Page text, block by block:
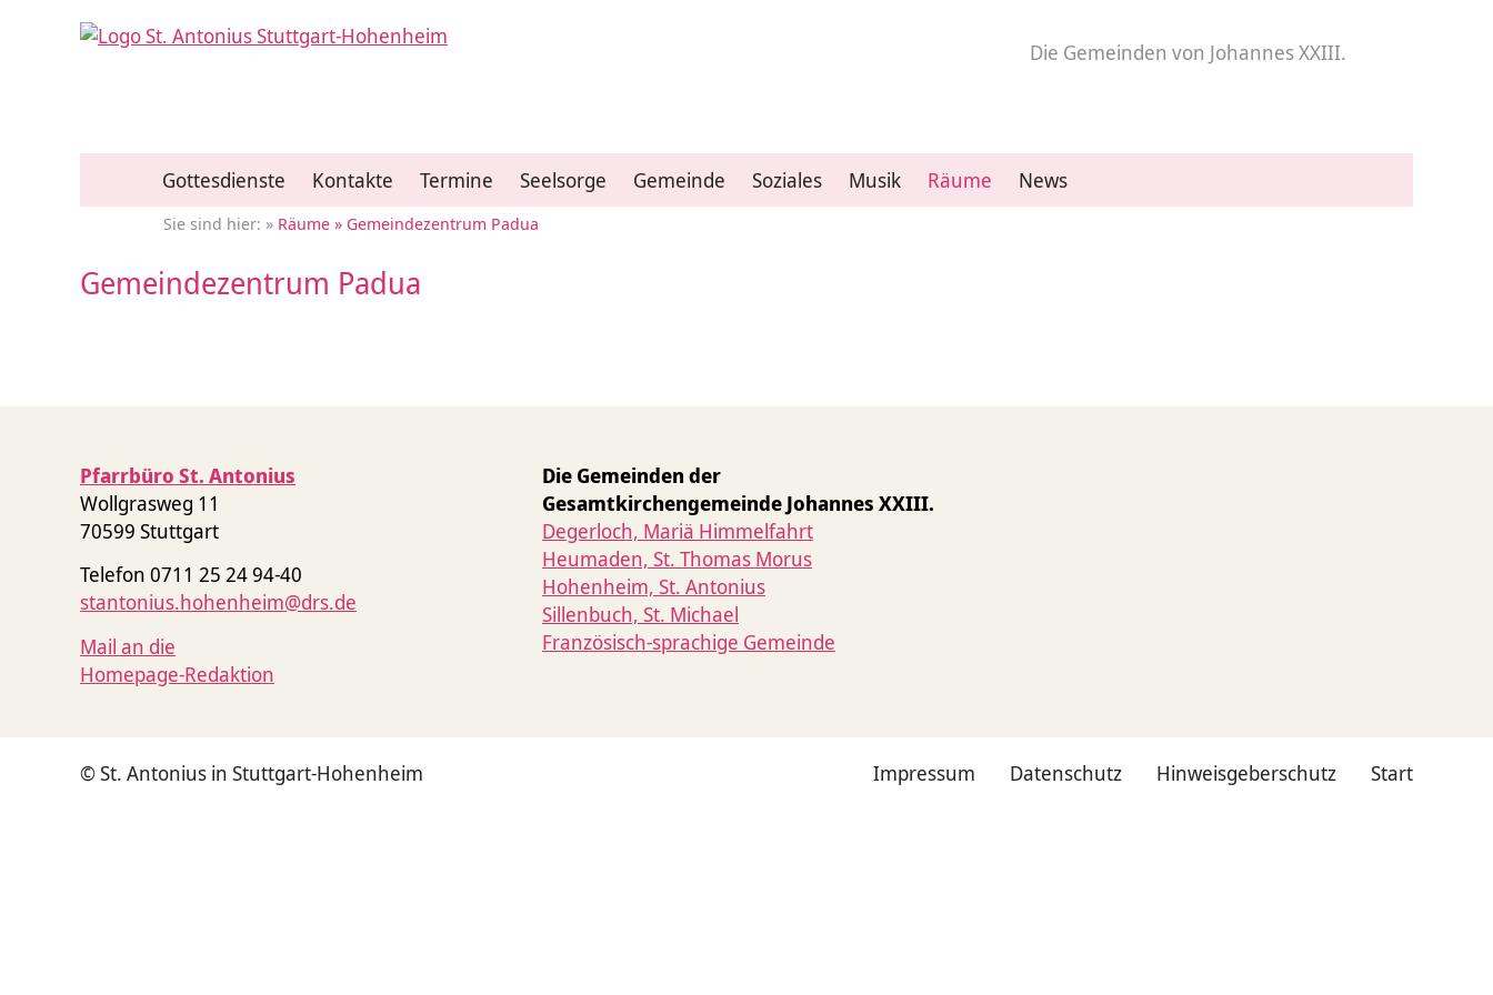
Die Gemeinden von Johannes XXIII.
Gottesdienste Kontakte Termine Seelsorge Gemeinde Soziales Musik Räume News
Räume Gemeindezentrum Padua
Gemeindezentrum Padua
Pfarrbüro St. Antonius
Wollgrasweg 11
70599 Stuttgart
Telefon 0711 25 24 94-40
stantonius.hohenheim@drs.de
Mail an die
Homepage-Redaktion
Die Gemeinden der
Gesamtkirchengemeinde Johannes XXIII.
Degerloch, Mariä Himmelfahrt
Heumaden, St. Thomas Morus
Hohenheim, St. Antonius
Sillenbuch, St. Michael
Französisch-sprachige Gemeinde
© St. Antonius in Stuttgart-Hohenheim Impressum Datenschutz Hinweisgeberschutz Start